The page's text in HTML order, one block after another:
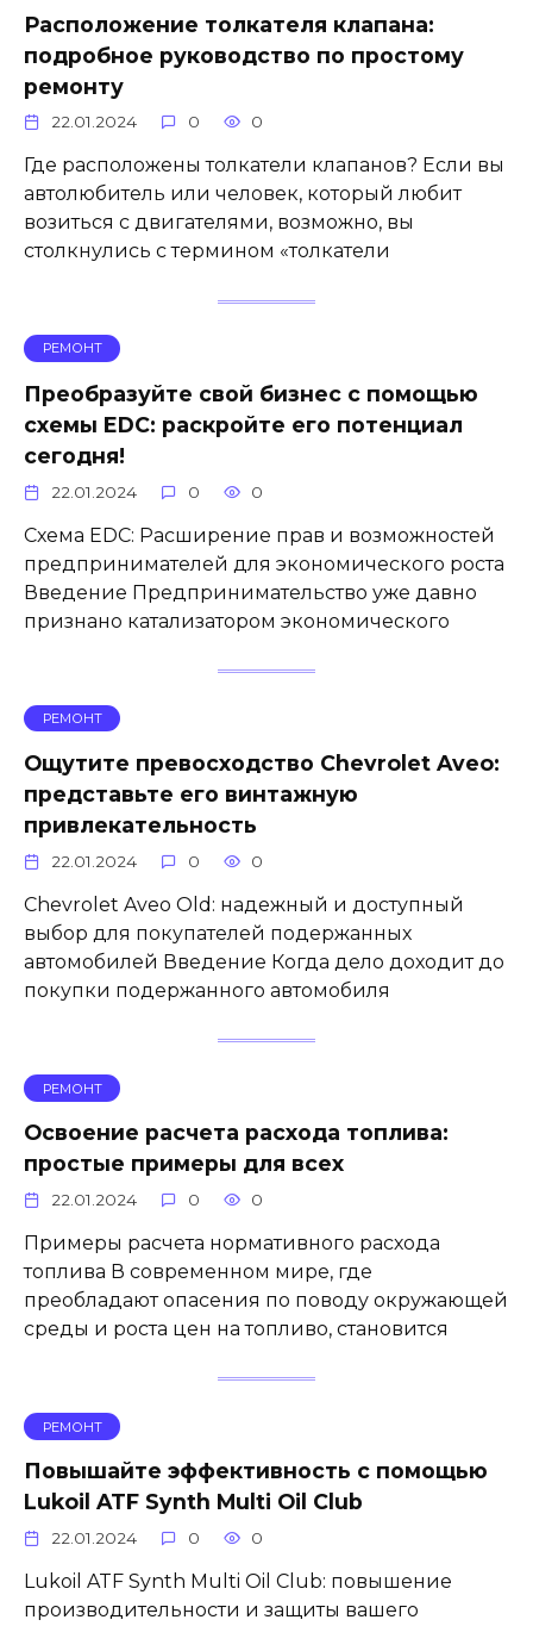
Расположение толкателя клапана:
подробное руководство по простому
ремонту
22.01.2024 0 0
Где расположены толкатели клапанов? Если вы
автолюбитель или человек, который любит
возиться с двигателями, возможно, вы
столкнулись с термином «толкатели
РЕМОНТ
Преобразуйте свой бизнес с помощью
схемы EDC: раскройте его потенциал
сегодня!
22.01.2024 0 0
Схема EDC: Расширение прав и возможностей
предпринимателей для экономического роста
Введение Предпринимательство уже давно
признано катализатором экономического
РЕМОНТ
Ощутите превосходство Chevrolet Aveo:
представьте его винтажную
привлекательность
22.01.2024 0 0
Chevrolet Aveo Old: надежный и доступный
выбор для покупателей подержанных
автомобилей Введение Когда дело доходит до
покупки подержанного автомобиля
РЕМОНТ
Освоение расчета расхода топлива:
простые примеры для всех
22.01.2024 0 0
Примеры расчета нормативного расхода
топлива В современном мире, где
преобладают опасения по поводу окружающей
среды и роста цен на топливо, становится
РЕМОНТ
Повышайте эффективность с помощью
Lukoil ATF Synth Multi Oil Club
22.01.2024 0 0
Lukoil ATF Synth Multi Oil Club: повышение
производительности и защиты вашего